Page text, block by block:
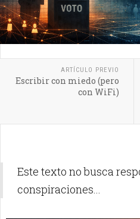
ARTÍCULO PREVIO
Escribir con miedo (pero
con WiFi)
Este texto no busca
conspiraciones...